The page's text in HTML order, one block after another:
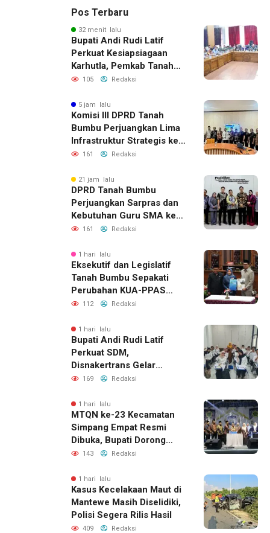
Pos Terbaru
32 menit lalu
Bupati Andi Rudi Latif
Perkuat Kesiapsiagaan
Karhutla, Pemkab Tanah
Bumbu Aktifkan Posko
105 Redaksi
5 jam lalu
Komisi III DPRD Tanah
Bumbu Perjuangkan Lima
Infrastruktur Strategis ke
BPJN XI Banjarmasin
161 Redaksi
21 jam lalu
DPRD Tanah Bumbu
Perjuangkan Sarpras dan
Kebutuhan Guru SMA ke
Pemprov Kalsel
161 Redaksi
1 hari lalu
Eksekutif dan Legislatif
Tanah Bumbu Sepakati
Perubahan KUA-PPAS
2026, Perkuat Sinergi
112 Redaksi
1 hari lalu
Bupati Andi Rudi Latif
Perkuat SDM,
Disnakertrans Gelar
Pelatihan Desain Grafis
169 Redaksi
1 hari lalu
MTQN ke-23 Kecamatan
Simpang Empat Resmi
Dibuka, Bupati Dorong
Lahirnya Generasi Qur’ani
143 Redaksi
1 hari lalu
Kasus Kecelakaan Maut di
Mantewe Masih Diselidiki,
Polisi Segera Rilis Hasil
409 Redaksi